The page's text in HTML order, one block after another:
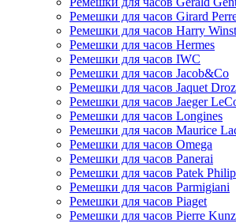
Ремешки для часов Girard
Ремешки для часов Harry
Ремешки для часов Hermes
Ремешки для часов IWC
Ремешки для часов Jacob&Co
Ремешки для часов Jaquet Droz
Ремешки для часов Jaeger
Ремешки для часов Longines
Ремешки для часов Maurice
Ремешки для часов Omega
Ремешки для часов Panerai
Ремешки для часов Patek
Ремешки для часов Parmigiani
Ремешки для часов Piaget
Ремешки для часов Pierre Kunz